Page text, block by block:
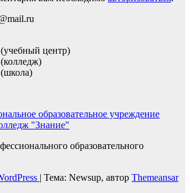
центр)
образовательное учреждение
"Знание"
образовательного
| Тема: Newsup, автор Themeansar